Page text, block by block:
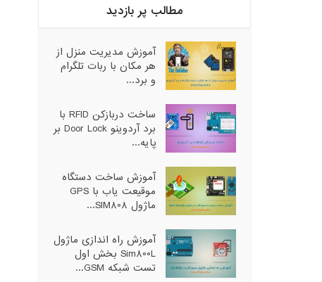
مطالب پر بازدید
آموزش مدیریت منزل از
هر مکان با ربات تلگرام
و برد...
ساخت دربازکن RFID با
برد آردوینو Door Lock بر
پایه...
آموزش ساخت دستگاه
موقیعت یاب با GPS
ماژول SIM808...
آموزش راه اندازی ماژول
Sim800L بخش اول
تست شبکه GSM...